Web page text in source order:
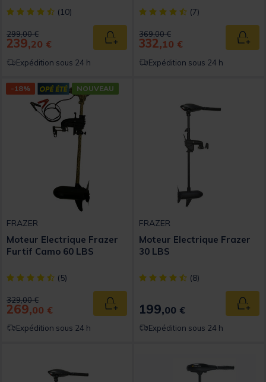
[object Object] out of 5 Customer Rating
(10)
Price reduced from
299,00 €to
239,20 € Ajouter au panier
Expédition sous 24 h
[object Object] out of 5
(7)
Price reduced from
369,00 €to
332,10 €
Expédition sous 24 h
-18% NOUVEAU
FRAZER
Moteur Electrique Frazer
Furtif Camo 60 LBS
[object Object] out of 5 Customer Rating
(5)
Price reduced from
329,00 €to
269,00 € Ajouter au panier
Expédition sous 24 h
FRAZER
Moteur Electrique Frazer
30 LBS
[object Object] out of 5
(8)
199,00 €
Expédition sous 24 h